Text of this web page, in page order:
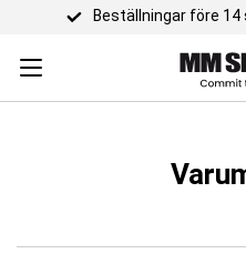
Beställningar före